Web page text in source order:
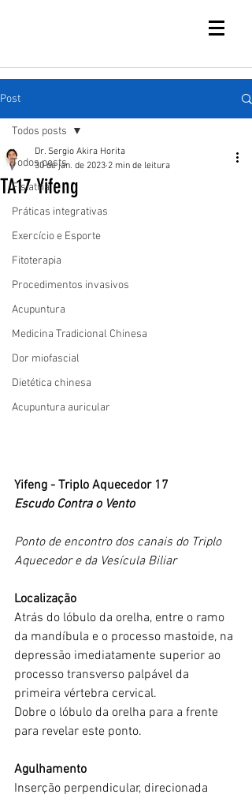
Post
Todos posts
Fisiatria
Práticas integrativas
Exercício e Esporte
Fitoterapia
Procedimentos invasivos
Acupuntura
Medicina Tradicional Chinesa
Dor miofascial
Dietética chinesa
Acupuntura auricular
Todos posts
TA17 Yifeng
Dr. Sergio Akira Horita
30 de jan. de 2023 2 min de leitura
Yifeng - Triplo Aquecedor 17
Escudo Contra o Vento
Ponto de encontro dos canais do Triplo
Aquecedor e da Vesícula Biliar
Localização
Atrás do lóbulo da orelha, entre o ramo
da mandíbula e o processo mastoide, na
depressão imediatamente superior ao
processo transverso palpável da
primeira vértebra cervical.
Dobre o lóbulo da orelha para a frente
para revelar este ponto.
Agulhamento
Inserção perpendicular, direcionada